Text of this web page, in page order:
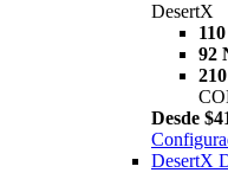
DesertX
92
Desde
DesertX